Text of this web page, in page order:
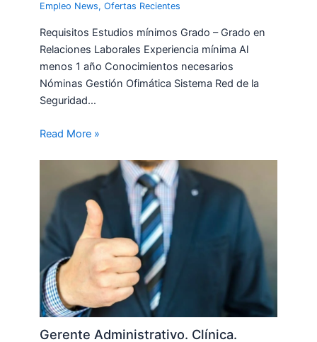
Empleo News,Ofertas Recientes
Requisitos Estudios mínimos Grado – Grado en
Relaciones Laborales Experiencia mínima Al
menos 1 año Conocimientos necesarios
Nóminas Gestión Ofimática Sistema Red de la
Seguridad…
Read More »
Gerente Administrativo. Clínica.